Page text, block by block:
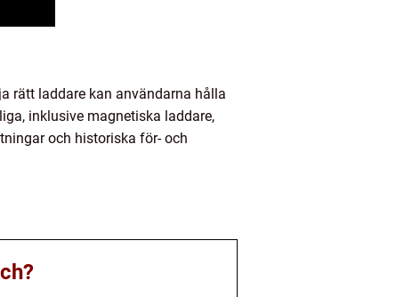
rätt laddare kan användarna hålla
inklusive magnetiska laddare,
och historiska för- och